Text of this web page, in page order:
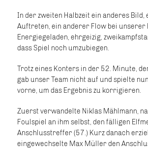
In der zweiten Halbzeit ein anderes Bild,
Auftreten, ein anderer Flow bei unserer
Energiegeladen, ehrgeizig,
dass Spiel noch umzubiegen.
Trotz eines Konters in der 52. Minute,
gab unser Team nicht auf und spielte
vorne, um das Ergebnis zu korrigieren.
Zuerst verwandelte Niklas Mählmann,
Foulspiel an ihm selbst, den fälligen
Anschlusstreffer (57.) Kurz danach
eingewechselte Max Müller den